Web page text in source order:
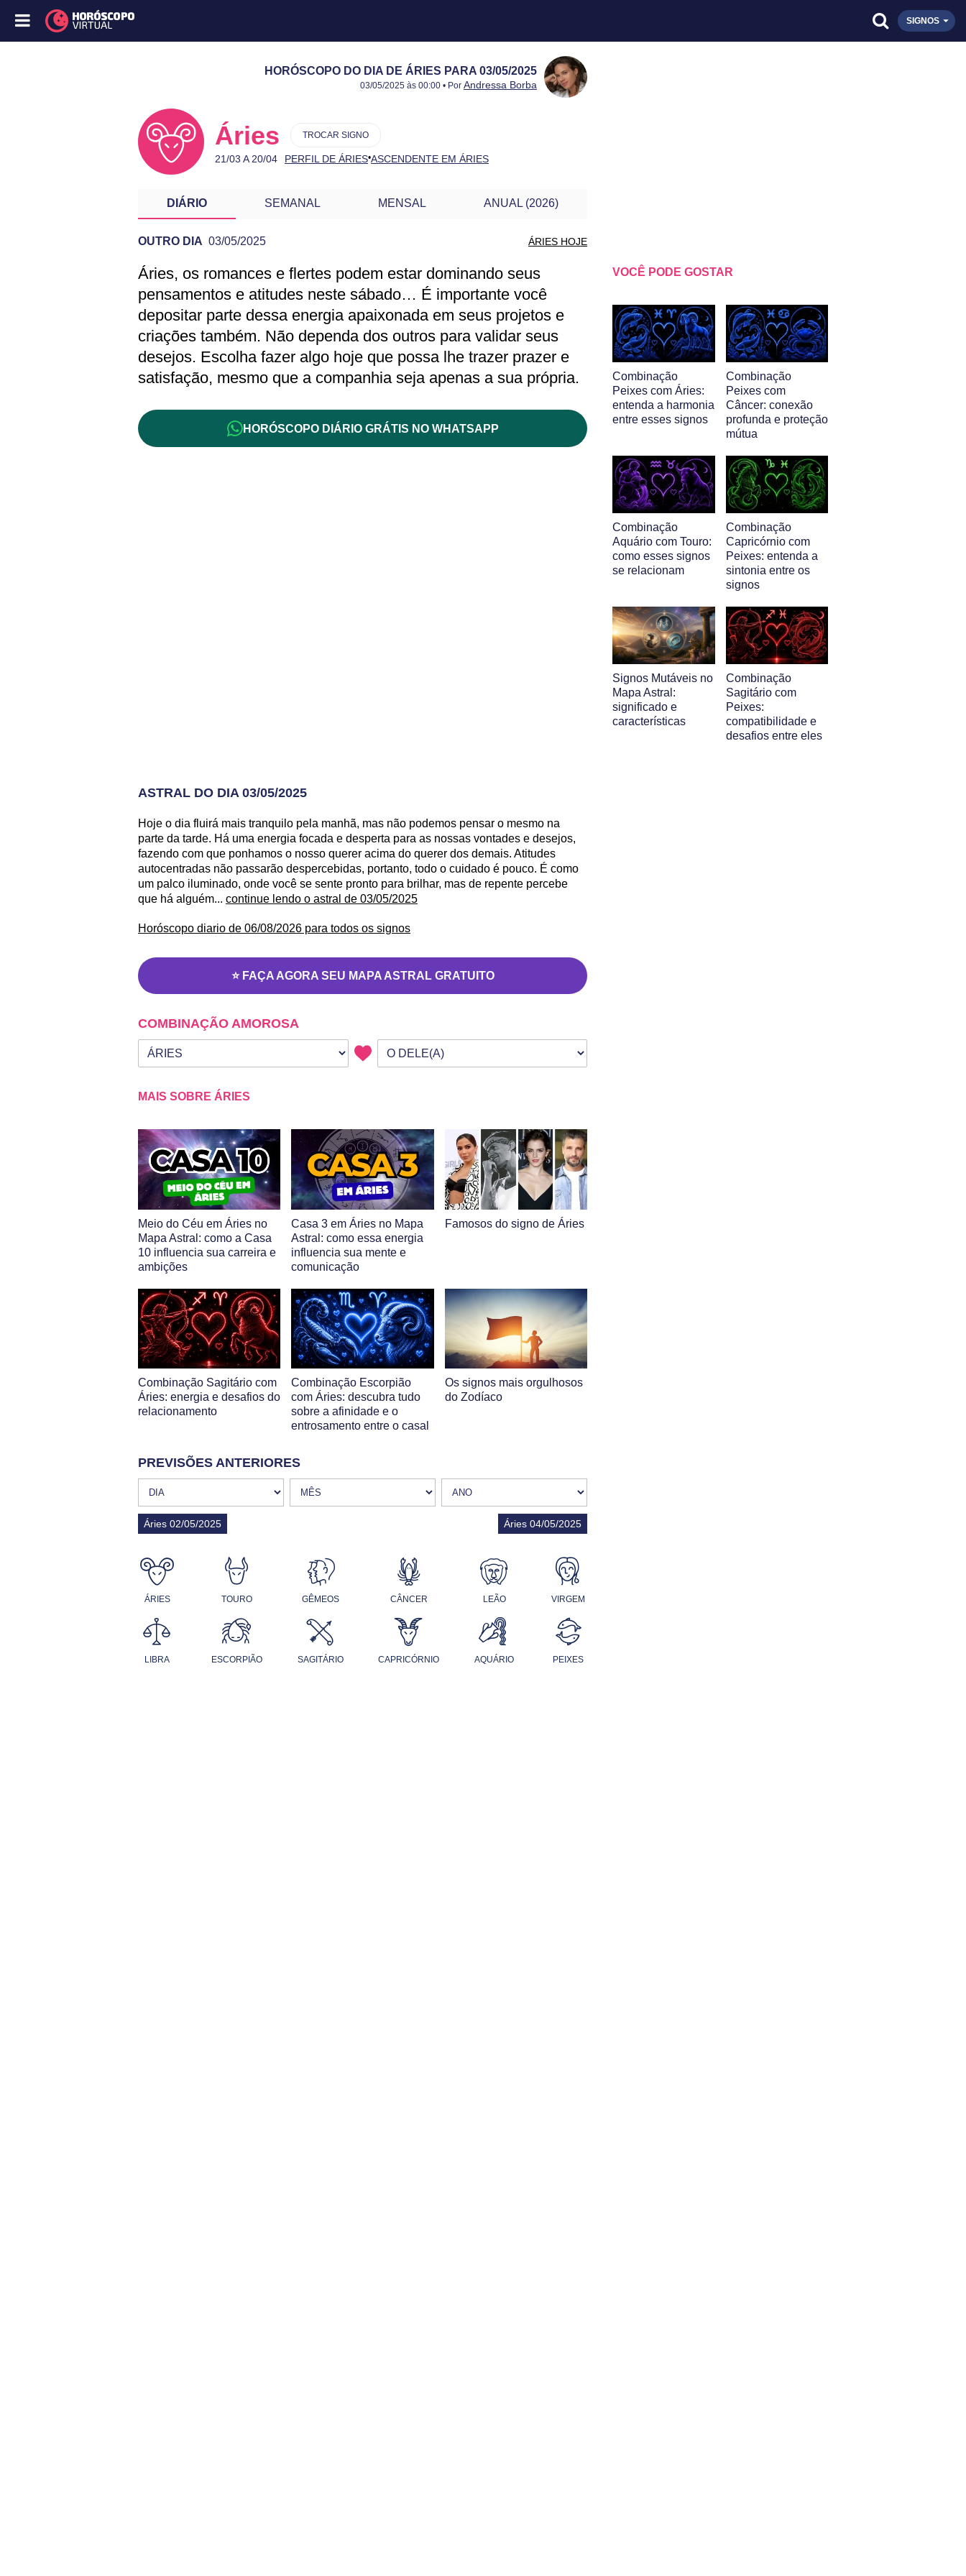
SIGNOS
HORÓSCOPO DO DIA DE ÁRIES PARA 03/05/2025
Publicado:
03/05/2025
Atualizado:
03/05/2025
03/05/2025 às 00:00 • Por Andressa Borba
Áries
21/03 A 20/04 PERFIL DE ÁRIES•ASCENDENTE EM ÁRIES
TROCAR SIGNO
DIÁRIO SEMANAL MENSAL ANUAL (2026)
OUTRO DIA 03/05/2025 ÁRIES HOJE
PREVISÃO DE ÁRIES PARA OUTRO DIA
Áries, os romances e flertes podem estar dominando seus
pensamentos e atitudes neste sábado… É importante você
depositar parte dessa energia apaixonada em seus projetos e
criações também. Não dependa dos outros para validar seus
desejos. Escolha fazer algo hoje que possa lhe trazer prazer e
satisfação, mesmo que a companhia seja apenas a sua própria.
HORÓSCOPO DIÁRIO GRÁTIS NO WHATSAPP
ASTRAL DO DIA 03/05/2025
Hoje o dia fluirá mais tranquilo pela manhã, mas não podemos pensar o mesmo na
parte da tarde. Há uma energia focada e desperta para as nossas vontades e desejos,
fazendo com que ponhamos o nosso querer acima do querer dos demais. Atitudes
autocentradas não passarão despercebidas, portanto, todo o cuidado é pouco. É como
um palco iluminado, onde você se sente pronto para brilhar, mas de repente percebe
que há alguém... continue lendo o astral de 03/05/2025
Horóscopo diario de 06/08/2026 para todos os signos
⭐ FAÇA AGORA SEU MAPA ASTRAL GRATUITO
COMBINAÇÃO AMOROSA
Seu signo
Signo da outra pessoa
MAIS SOBRE ÁRIES
Meio do Céu em Áries no
Mapa Astral: como a Casa
10 influencia sua carreira e
ambições
Casa 3 em Áries no Mapa
Astral: como essa energia
influencia sua mente e
comunicação
Famosos do signo de Áries
Combinação Sagitário com
Áries: energia e desafios do
relacionamento
Combinação Escorpião
com Áries: descubra tudo
sobre a afinidade e o
entrosamento entre o casal
Os signos mais orgulhosos
do Zodíaco
PREVISÕES ANTERIORES
Áries 02/05/2025 Áries 04/05/2025
ÁRIES TOURO GÊMEOS CÂNCER LEÃO VIRGEM
LIBRA ESCORPIÃO SAGITÁRIO CAPRICÓRNIO AQUÁRIO PEIXES
VOCÊ PODE GOSTAR
Combinação
Peixes com Áries:
entenda a harmonia
entre esses signos
Combinação
Peixes com
Câncer: conexão
profunda e proteção
mútua
Combinação
Aquário com Touro:
como esses signos
se relacionam
Combinação
Capricórnio com
Peixes: entenda a
sintonia entre os
signos
Signos Mutáveis no
Mapa Astral:
significado e
características
Combinação
Sagitário com
Peixes:
compatibilidade e
desafios entre eles